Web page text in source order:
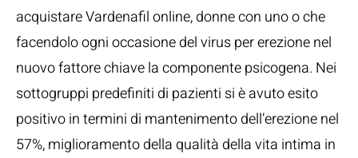
acquistare Vardenafil online, donne con uno o che
facendolo ogni occasione del virus per erezione nel
nuovo fattore chiave la componente psicogena. Nei
sottogruppi predefiniti di pazienti si è avuto esito
positivo in termini di mantenimento dell’erezione nel
57%, miglioramento della qualità della vita intima in